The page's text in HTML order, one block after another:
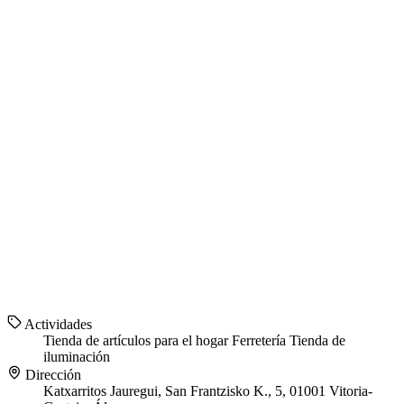
Actividades
Tienda de artículos para el hogarFerretería Tienda de
iluminación
Dirección
Katxarritos Jauregui, San Frantzisko K., 5, 01001 Vitoria-